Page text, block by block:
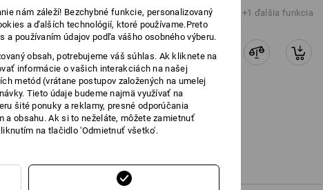
+1 ďalšia funkcia
všetky podrobnosti
nám záleží! Bezchybné funkcie, personalizovaný
a ďalších technológií, ktoré používame.Preto
používaním údajov podľa vášho osobného výberu.
obsah, potrebujeme váš súhlas. Ak kliknete na
informácie o vašich interakciách na našej
metód (vrátane postupov založených na umelej
Tieto údaje budeme najmä využívať na
šité ponuky a reklamy, presné odporúčania
a obsahu. Ak si to neželáte, môžete zamietnuť
na tlačidlo 'Odmietnuť všetko'.